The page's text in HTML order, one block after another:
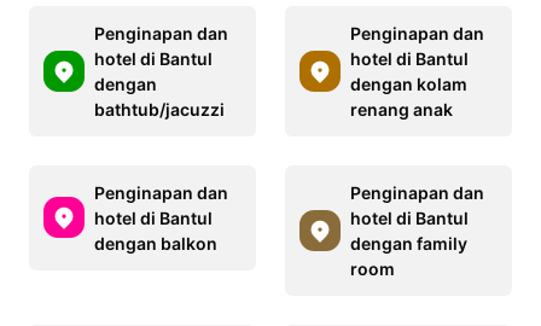
Penginapan dan
hotel di Bantul
dengan
bathtub/jacuzzi
Penginapan dan
hotel di Bantul
dengan kolam
renang anak
Penginapan dan
hotel di Bantul
dengan balkon
Penginapan dan
hotel di Bantul
dengan family
room